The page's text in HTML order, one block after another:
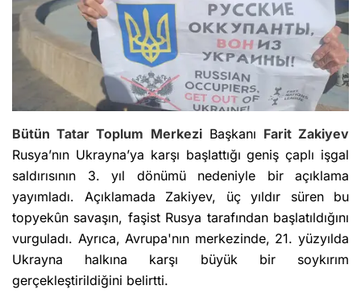
Bütün Tatar Toplum MerkeziBaşkanı Farit Zakiyev
Rusya’nın Ukrayna’ya karşı başlattığı geniş çaplı işgal
saldırısının 3. yıl dönümü nedeniyle bir açıklama
yayımladı. Açıklamada Zakiyev, üç yıldır süren bu
topyekûn savaşın, faşist Rusya tarafından başlatıldığını
vurguladı. Ayrıca, Avrupa'nın merkezinde, 21. yüzyılda
Ukrayna halkına karşı büyük bir soykırım
gerçekleştirildiğini belirtti.